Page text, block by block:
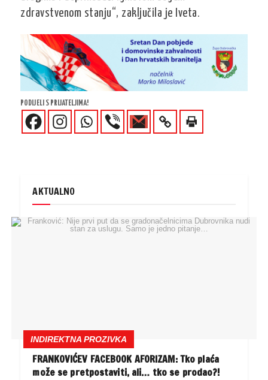
zdravstvenom stanju“, zaključila je Iveta.
PODIJELI S PRIJATELJIMA!
AKTUALNO
INDIREKTNA PROZIVKA
FRANKOVIĆEV FACEBOOK AFORIZAM: Tko plaća
može se pretpostaviti, ali… tko se prodao?!